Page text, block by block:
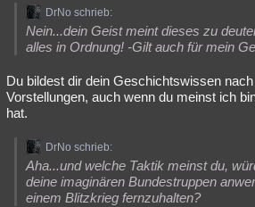
DrNo schrieb:
Nein...dein Geist meint dieses zu
alles in Ordnung! -Gilt auch für mein
Du bildest dir dein Geschichtswissen
Vorstellungen, auch wenn du meinst ich
hat.
DrNo schrieb:
Aha...und welche Taktik meinst du,
deine imaginären Bundestruppen
einem Blitzkrieg fernzuhalten?